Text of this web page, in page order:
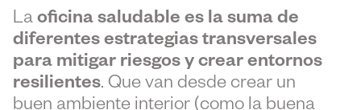
La oficina saludable es la suma de
diferentes estrategias transversales
para mitigar riesgos y crear entornos
resilientes. Que van desde crear un